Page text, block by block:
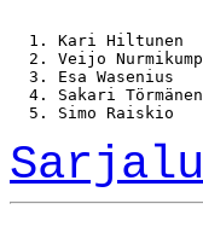
1. Kari Hiltunen
2. Veijo
3. Esa Wasenius
4. Sakari